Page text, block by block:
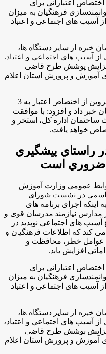
اعتباراتی برای
فرهنگیان به میزان
آسیب های اجتماعی و اعتیاد
از سایر دستگاه ها،
آسیب های اجتماعی و اعتیاد،
پوشش طرح قاضی
آموزش و پرورش استان اعلام
مدیرکل آموزش و پرورش استان قزوین از اختصاص اعتبار به 3
داد و افزود: با موافقت
ساختمان اداره کل، استخر و
خواهد یافت.
راستاي پيشگيري
ضروري است
عمومی وزارت آموزش
قاسمی در نشست شورای
اينكه اجرای برنامه های
مدارس نیازمند مدرسان قوی و
های اجتماعی نوپدید در
کند که اطلاعات فرهنگیان و
عوامل خطر، محافظت و
افزایش یابد.
اعتباراتی برای
فرهنگیان به میزان
آسیب های اجتماعی و اعتیاد
از سایر دستگاه ها،
آسیب های اجتماعی و اعتیاد،
پوشش طرح قاضی
آموزش و پرورش استان اعلام